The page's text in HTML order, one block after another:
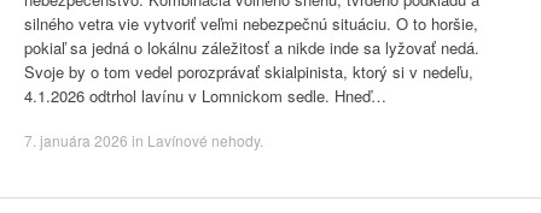
silného vetra vie vytvoriť veľmi nebezpečnú situáciu. O to horšie,
pokiaľ sa jedná o lokálnu záležitosť a nikde inde sa lyžovať nedá.
Svoje by o tom vedel porozprávať skialpinista, ktorý si v nedeľu,
4.1.2026 odtrhol lavínu v Lomnickom sedle. Hneď…
7. januára 2026 in Lavínové nehody.